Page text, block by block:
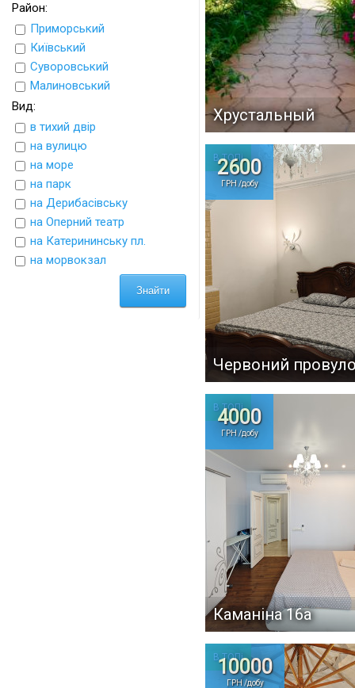
Район:
Приморський
Київський
Суворовський
Малиновський
Вид:
в тихий двір
на вулицю
на море
на парк
на Дерибасівську
на Оперний театр
на Катерининську пл.
на морвокзал
Хрустальный
В ТОПі
2600
ГРН /добу
Червоний
В ТОПі
4000
ГРН /добу
Каманіна 16а
В ТОПі
10000
ГРН /добу